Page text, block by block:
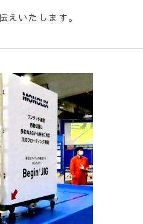
えいたします。